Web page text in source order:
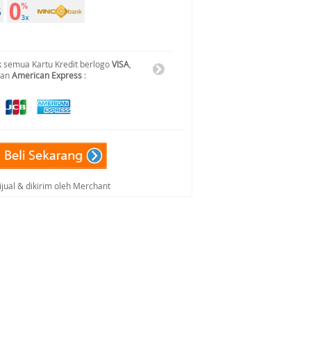
Kartu Kredit berlogoVISA
American Express :
& dikirim oleh Merchant